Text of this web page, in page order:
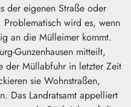
der eigenen Straße oder
wird es, wenn
an die Mülleimer kommt.
Gunzenhausen mitteilt,
der Müllabfuhr in letzter Zeit
sie Wohnstraßen,
Das Landratsamt appelliert